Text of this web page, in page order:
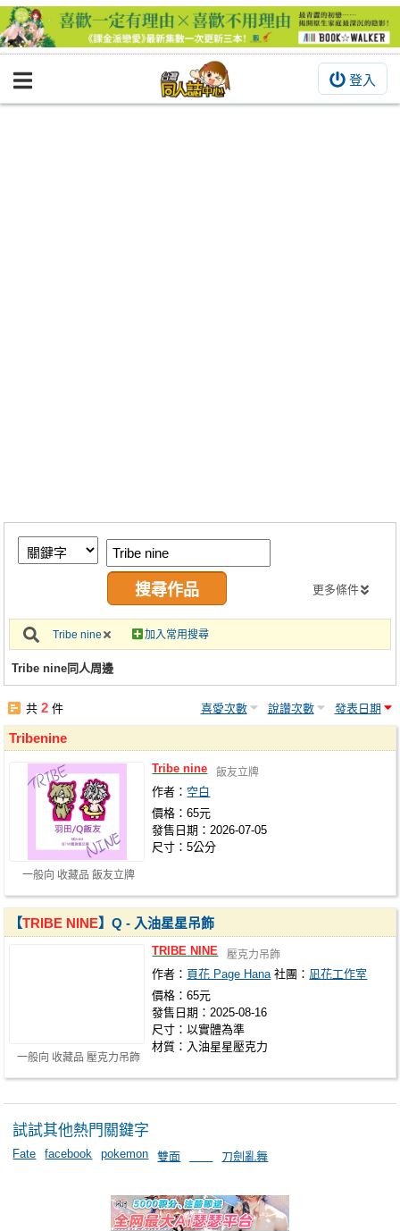
登入
BOOKY書集倉庫
繪圖藝廊
交流中心
攤位轉讓區
會員功能選單
註冊會員
更多條件
Tribe nine 加入常用搜尋
Tribe nine同人周邊
共2 件 喜愛次數 說讚次數 發表日期
一般向 收藏品 飯友立牌
Tribenine
Tribe nine 飯友立牌
作者： 空白
價格：65元
發售日期：2026-07-05
尺寸：5公分
一般向 收藏品 壓克力吊飾
【TRIBE NINE】Q - 入油星星吊飾
TRIBE NINE 壓克力吊飾
作者： 頁花 Page Hana 社團： 凪花工作室
價格：65元
發售日期：2025-08-16
尺寸：以實體為準
材質：入油星星壓克力
試試其他熱門關鍵字
Fate facebook pokemon 雙面 刀劍亂舞